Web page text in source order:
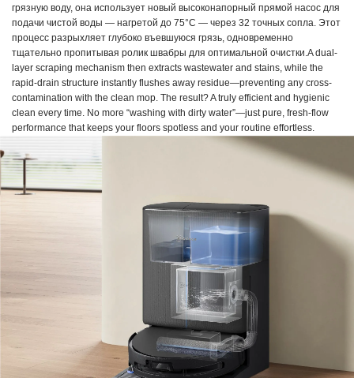
грязную воду, она использует новый высоконапорный прямой насос для
подачи чистой воды — нагретой до 75°C — через 32 точных сопла. Этот
процесс разрыхляет глубоко въевшуюся грязь, одновременно
тщательно пропитывая ролик швабры для оптимальной очистки.A dual-
layer scraping mechanism then extracts wastewater and stains, while the
rapid-drain structure instantly flushes away residue—preventing any cross-
contamination with the clean mop. The result? A truly efficient and hygienic
clean every time. No more “washing with dirty water”—just pure, fresh-flow
performance that keeps your floors spotless and your routine effortless.